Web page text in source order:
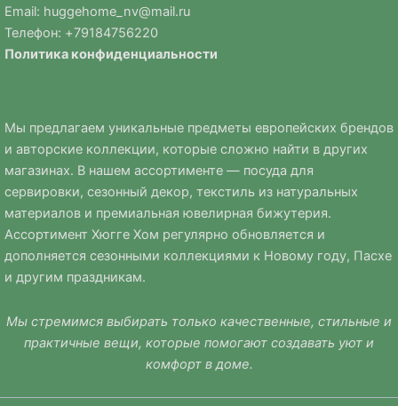
Email: huggehome_nv@mail.ru
Телефон: +79184756220
Политика конфиденциальности
Мы предлагаем уникальные предметы европейских брендов
и авторские коллекции, которые сложно найти в других
магазинах. В нашем ассортименте — посуда для
сервировки, сезонный декор, текстиль из натуральных
материалов и премиальная ювелирная бижутерия.
Ассортимент Хюгге Хом регулярно обновляется и
дополняется сезонными коллекциями к Новому году, Пасхе
и другим праздникам.
Мы стремимся выбирать только качественные, стильные и
практичные вещи, которые помогают создавать уют и
комфорт в доме.